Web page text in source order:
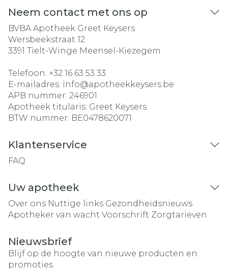
Neem contact met ons op
BVBA Apotheek Greet Keysers
Wersbeekstraat 12
3391 Tielt-Winge Meensel-Kiezegem
Telefoon: +32 16 63 53 33
E-mailadres: info@apotheekkeysers.be
APB nummer: 246901
Apotheek titularis: Greet Keysers
BTW nummer: BE0478620071
Klantenservice
FAQ
Uw apotheek
Over ons Nuttige links Gezondheidsnieuws
Apotheker van wacht Voorschrift Zorgtarieven
Nieuwsbrief
Blijf op de hoogte van nieuwe producten en
promoties